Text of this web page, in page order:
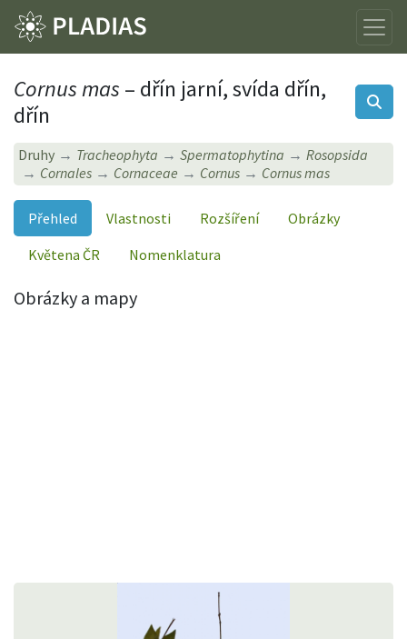
Cornus mas – dřín jarní, svída dřín,
dřín
Druhy Tracheophyta Spermatophytina
Rosopsida
Cornales
Cornaceae Cornus Cornus mas
Přehled Vlastnosti Rozšíření
Obrázky
Květena ČR
Nomenklatura
Obrázky a mapy